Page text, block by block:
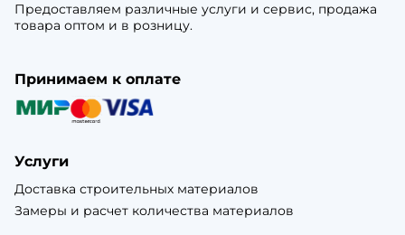
Предоставляем различные услуги и сервис, продажа
товара оптом и в розницу.
Принимаем к оплате
Услуги
Доставка строительных материалов
Замеры и расчет количества материалов